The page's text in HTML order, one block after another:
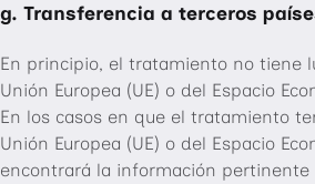
g. Transferencia a terceros
En principio, el tratamiento no tiene
Unión Europea (UE) o del Espacio
En los casos en que el tratamiento
Unión Europea (UE) o del Espacio
encontrará la información